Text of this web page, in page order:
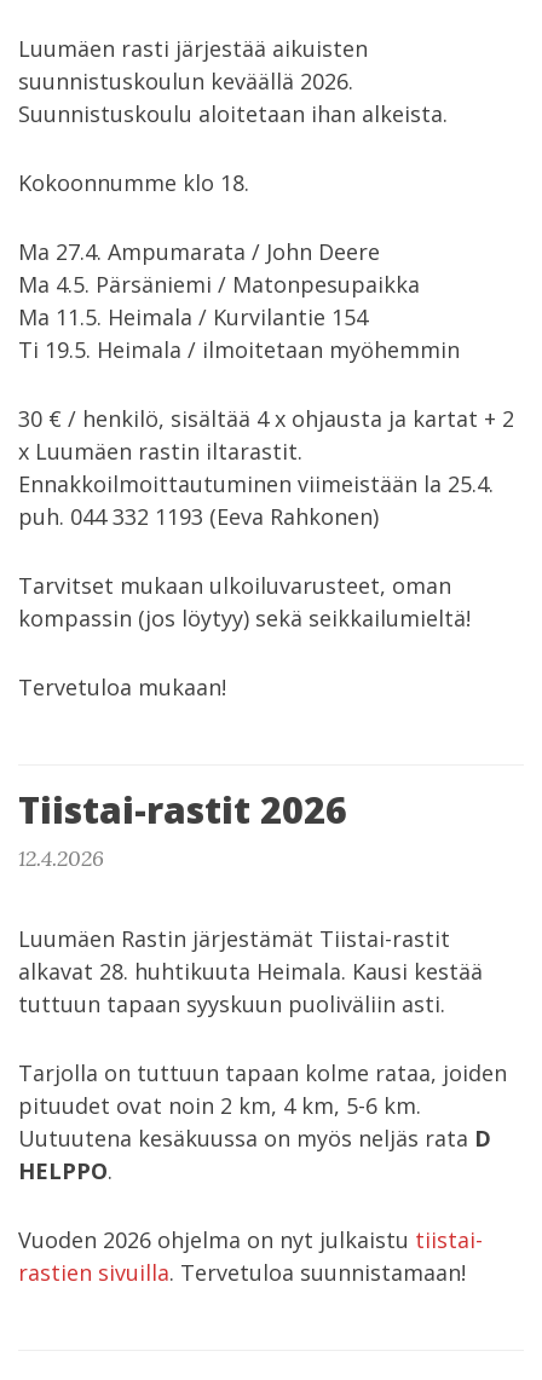
Luumäen rasti järjestää aikuisten
suunnistuskoulun keväällä 2026.
Suunnistuskoulu aloitetaan ihan alkeista.
Kokoonnumme klo 18.
Ma 27.4. Ampumarata / John Deere
Ma 4.5. Pärsäniemi / Matonpesupaikka
Ma 11.5. Heimala / Kurvilantie 154
Ti 19.5. Heimala / ilmoitetaan myöhemmin
30 € / henkilö, sisältää 4 x ohjausta ja kartat + 2
x Luumäen rastin iltarastit.
Ennakkoilmoittautuminen viimeistään la 25.4.
puh. 044 332 1193 (Eeva Rahkonen)
Tarvitset mukaan ulkoiluvarusteet, oman
kompassin (jos löytyy) sekä seikkailumieltä!
Tervetuloa mukaan!
Tiistai-rastit 2026
12.4.2026
Luumäen Rastin järjestämät Tiistai-rastit
alkavat 28. huhtikuuta Heimala. Kausi kestää
tuttuun tapaan syyskuun puoliväliin asti.
Tarjolla on tuttuun tapaan kolme rataa, joiden
pituudet ovat noin 2 km, 4 km, 5-6 km.
Uutuutena kesäkuussa on myös neljäs rata D
HELPPO.
Vuoden 2026 ohjelma on nyt julkaistu tiistai-
rastien sivuilla. Tervetuloa suunnistamaan!